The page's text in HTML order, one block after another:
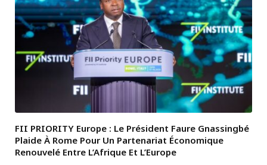
FII PRIORITY Europe : Le Président Faure Gnassingbé
Plaide À Rome Pour Un Partenariat Économique
Renouvelé Entre L’Afrique Et L’Europe